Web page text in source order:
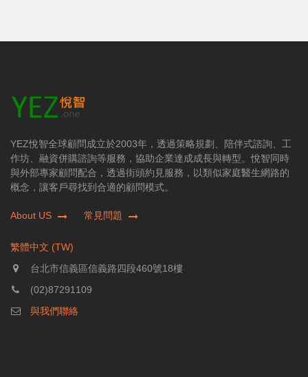
YEZ悅智全球顧問成立於2003年，透過策略規劃、陪伴式諮詢、工
作坊、融資併購諮詢等服務，協助企業達成成長與轉型。悅智同時
與外部專家顧問配合，透過街頭約見服務，以類似家庭醫生網路的
概念，讓客戶尋找到合適的顧問模式。
About US 常見問題
繁體中文 (TW)
台北市信義區信義路四段460號18樓
(02)87291109
與我們聯絡